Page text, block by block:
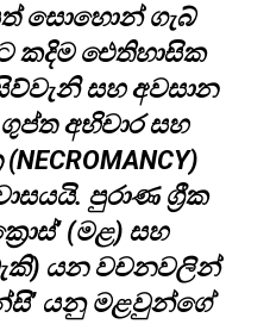
සොහොන් ගැබ්
කදිම ඓතිහාසික
සහ අවසාන
අභිචාර සහ
පුරාණ ග්‍රීක
(මළ) සහ
යන වචනවලින්
යනු මළවුන්ගේ